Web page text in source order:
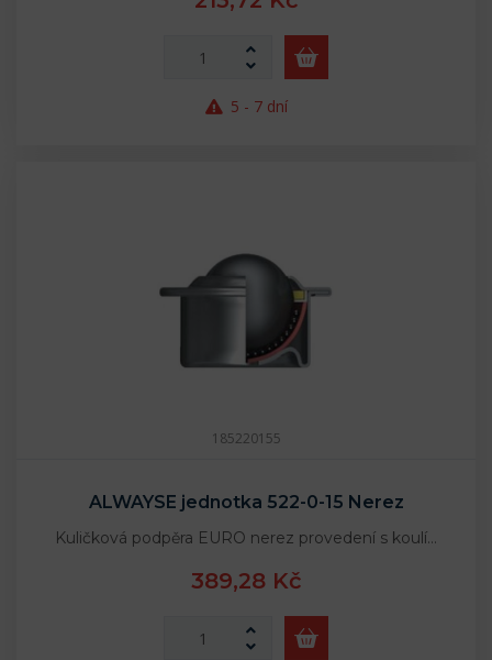
5 - 7 dní
185220155
ALWAYSE jednotka 522-0-15 Nerez
Kuličková podpěra EURO nerez provedení s koulí…
389,28 Kč